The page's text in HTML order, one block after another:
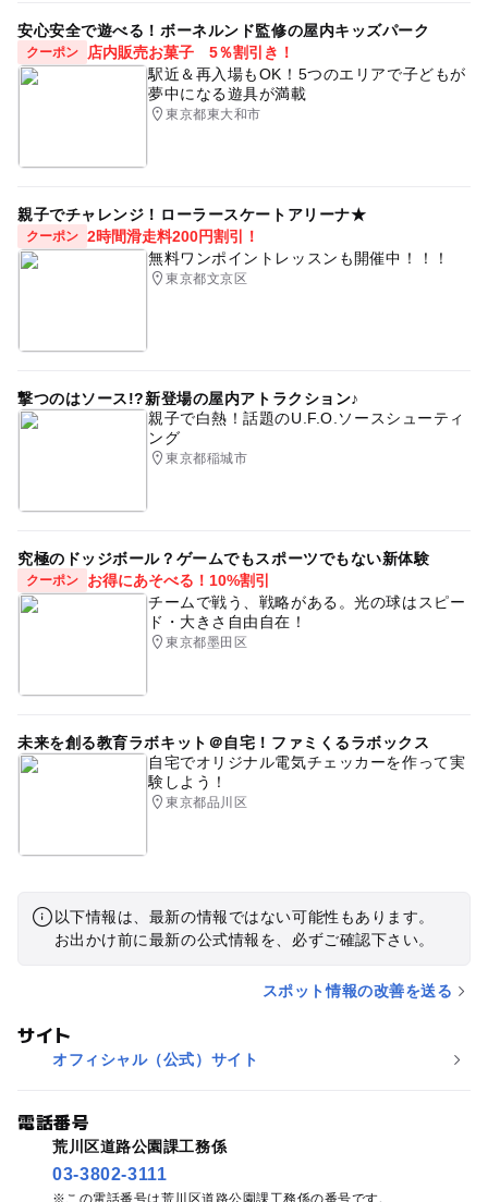
安心安全で遊べる！ボーネルンド監修の屋内キッズパーク
クーポン
店内販売お菓子 5％割引き！
駅近＆再入場もOK！5つのエリアで子どもが
夢中になる遊具が満載
東京都東大和市
親子でチャレンジ！ローラースケートアリーナ★
クーポン 2時間滑走料200円割引！
無料ワンポイントレッスンも開催中！！！
東京都文京区
撃つのはソース!?新登場の屋内アトラクション♪
親子で白熱！話題のU.F.O.ソースシューティ
ング
東京都稲城市
究極のドッジボール？ゲームでもスポーツでもない新体験
クーポン
お得にあそべる！10%割引
チームで戦う、戦略がある。光の球はスピー
ド・大きさ自由自在！
東京都墨田区
未来を創る教育ラボキット＠自宅！ファミくるラボックス
自宅でオリジナル電気チェッカーを作って実
験しよう！
東京都品川区
以下情報は、最新の情報ではない可能性もあります。
お出かけ前に最新の公式情報を、必ずご確認下さい。
スポット情報の改善を送る
サイト
オフィシャル（公式）サイト
電話番号
荒川区道路公園課工務係
03-3802-3111
この電話番号は荒川区道路公園課工務係の番号です。